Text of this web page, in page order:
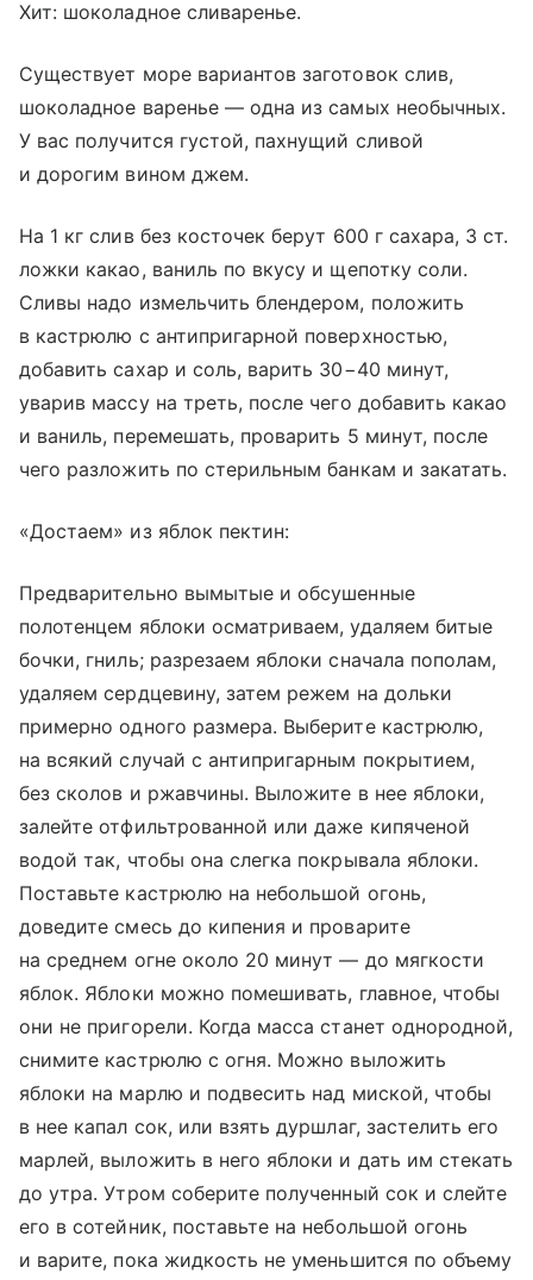
Хит: шоколадное сливаренье.
Существует море вариантов заготовок слив,
шоколадное варенье — одна из самых необычных.
У вас получится густой, пахнущий сливой
и дорогим вином джем.
На 1 кг слив без косточек берут 600 г сахара, 3 ст.
ложки какао, ваниль по вкусу и щепотку соли.
Сливы надо измельчить блендером, положить
в кастрюлю с антипригарной поверхностью,
добавить сахар и соль, варить 30−40 минут,
уварив массу на треть, после чего добавить какао
и ваниль, перемешать, проварить 5 минут, после
чего разложить по стерильным банкам и закатать.
«Достаем» из яблок пектин:
Предварительно вымытые и обсушенные
полотенцем яблоки осматриваем, удаляем битые
бочки, гниль; разрезаем яблоки сначала пополам,
удаляем сердцевину, затем режем на дольки
примерно одного размера. Выберите кастрюлю,
на всякий случай с антипригарным покрытием,
без сколов и ржавчины. Выложите в нее яблоки,
залейте отфильтрованной или даже кипяченой
водой так, чтобы она слегка покрывала яблоки.
Поставьте кастрюлю на небольшой огонь,
доведите смесь до кипения и проварите
на среднем огне около 20 минут — до мягкости
яблок. Яблоки можно помешивать, главное, чтобы
они не пригорели. Когда масса станет однородной,
снимите кастрюлю с огня. Можно выложить
яблоки на марлю и подвесить над миской, чтобы
в нее капал сок, или взять дуршлаг, застелить его
марлей, выложить в него яблоки и дать им стекать
до утра. Утром соберите полученный сок и слейте
его в сотейник, поставьте на небольшой огонь
и варите, пока жидкость не уменьшится по объему